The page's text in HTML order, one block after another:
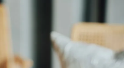
期間限定